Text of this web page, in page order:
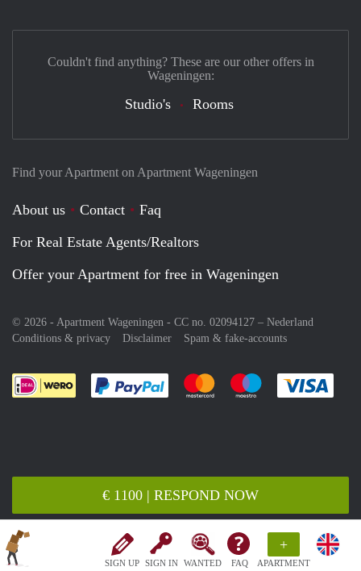
SIGN UP SIGN IN WANTED FAQ
+
APARTMENT
€ 1100 | RESPOND NOW
Find your Apartment on Apartment Wageningen
About us Contact
Faq
For Real Estate Agents/Realtors
Offer your Apartment for free in Wageningen
© 2026 - Apartment Wageningen - CC no. 02094127 – Nederland
Conditions & privacy
Disclaimer Spam & fake-accounts
Pay easily with :payment method
Pay easily with :payment
Pay easily with
Couldn't find anything? These are our other offers in
Wageningen:
Studio's Rooms